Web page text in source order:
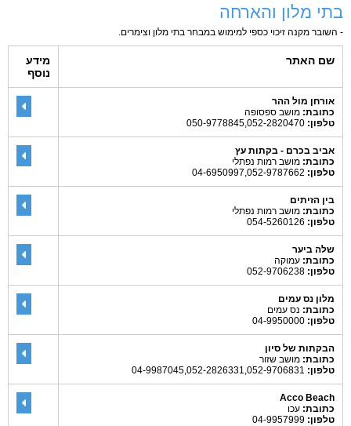
בתי מלון והארחה
- השובר מקנה זיכוי כספי למימוש במבחר בתי מלון וצימרים.
שם האתר
מידע
נוסף
אורחן מול ההר
כתובת: מושב ספסופה
טלפון:
אביב בכרם - בקתות עץ
כתובת: מושב רמות נפתלי
טלפון:
בין הזיתים
כתובת: מושב רמות נפתלי
טלפון:
שלה ביער
כתובת: עמוקה
טלפון:
מלון נס עמים
כתובת: נס עמים
טלפון:
הבקתות של סיון
כתובת: מושב שזור
טלפון:
Acco Beach
כתובת: עכו
טלפון: